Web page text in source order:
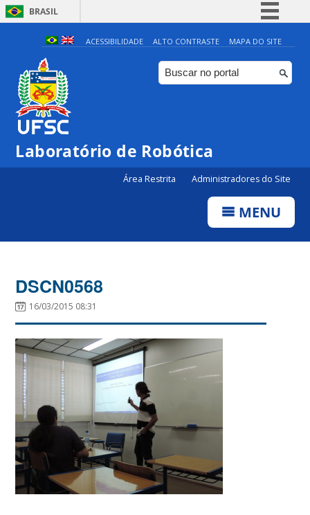
BRASIL
Simplifique!
Comunica BR
Participe
Canais
ACESSIBILIDADE ALTO CONTRASTE MAPA DO SITE
Laboratório de Robótica
Área Restrita Administradores do Site
MENU
DSCN0568
16/03/2015 08:31